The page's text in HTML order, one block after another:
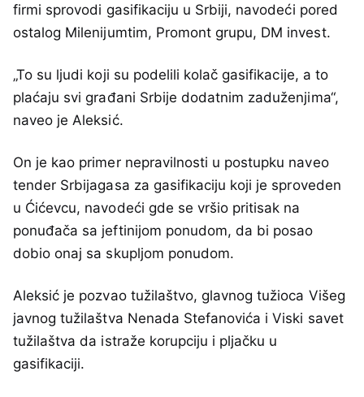
firmi sprovodi gasifikaciju u Srbiji, navodeći pored
ostalog Milenijumtim, Promont grupu, DM invest.
„To su ljudi koji su podelili kolač gasifikacije, a to
plaćaju svi građani Srbije dodatnim zaduženjima“,
naveo je Aleksić.
On je kao primer nepravilnosti u postupku naveo
tender Srbijagasa za gasifikaciju koji je sproveden
u Ćićevcu, navodeći gde se vršio pritisak na
ponuđača sa jeftinijom ponudom, da bi posao
dobio onaj sa skupljom ponudom.
Aleksić je pozvao tužilaštvo, glavnog tužioca Višeg
javnog tužilaštva Nenada Stefanovića i Viski savet
tužilaštva da istraže korupciju i pljačku u
gasifikaciji.